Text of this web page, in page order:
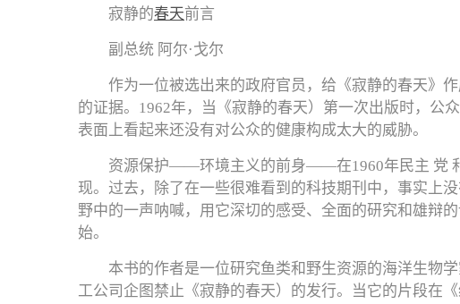
寂静的春天前言
副总统 阿尔·戈尔
作为一位被选出来的政府官员，给《寂静的春天》
的证据。1962年，当《寂静的春天）第一次出版时，公
表面上看起来还没有对公众的健康构成太大的威胁。
资源保护——环境主义的前身——在1960年民主 党
现。过去，除了在一些很难看到的科技期刊中，事实上
野中的一声呐喊，用它深切的感受、全面的研究和雄辩
始。
本书的作者是一位研究鱼类和野生资源的海洋生物
工公司企图禁止《寂静的春天）的发行。当它的片段在